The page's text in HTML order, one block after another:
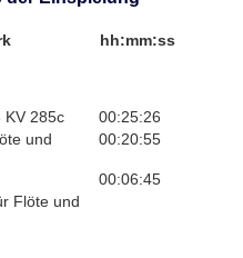
hh:mm:ss
KV 285c
00:25:26
und
00:20:55
00:06:45
Flöte und